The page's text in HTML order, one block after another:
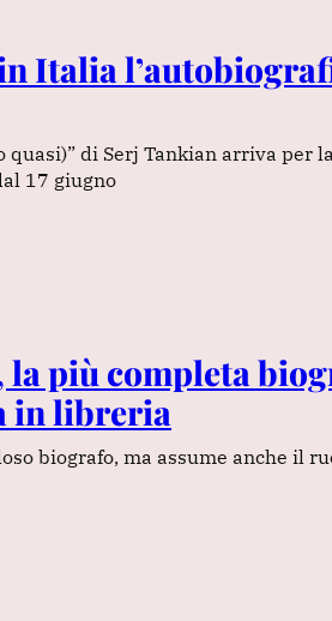
Italia
quasi)” di Serj Tankian arriva per
17 giugno
la più completa
in libreria
biografo, ma assume anche il